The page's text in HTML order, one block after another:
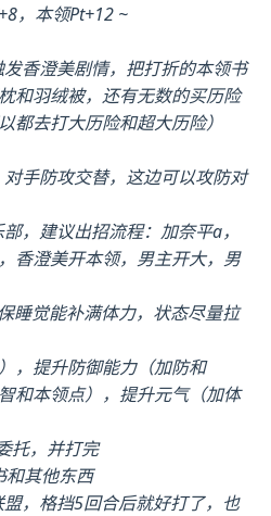
，本领Pt+12 ~
香澄美剧情，把打折的本领书
和羽绒被，还有无数的买历险
都去打大历险和超大历险）
手防攻交替，这边可以攻防对
，建议出招流程：加奈平a，
香澄美开本领，男主开大，男
睡觉能补满体力，状态尽量拉
，提升防御能力（加防和
和本领点），提升元气（加体
托，并打完
和其他东西
，格挡5回合后就好打了，也